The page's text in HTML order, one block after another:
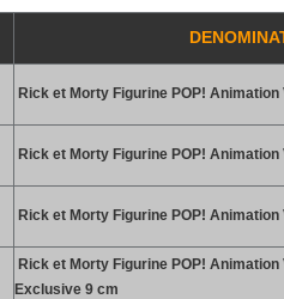
Rick et Morty Figurine POP!
Rick et Morty Figurine POP!
Rick et Morty Figurine POP!
Rick et Morty Figurine POP!
Exclusive 9 cm